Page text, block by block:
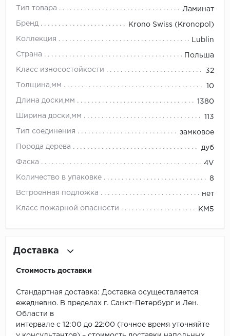
Next Step
Novafloor
Primavera
SPC Ideal Flooring
Тип товара Ламинат
Бренд Krono Swiss (Kronopol)
Коллекция Lublin
Страна Польша
Класс износостойкости 32
Толщина,мм 10
Длина доски,мм 1380
Ширина доски,мм 113
Тип соединения замковое
Порода дерева дуб
Фаска 4V
Количество в упаковке 8
Встроенная подложка нет
Класс пожарной опасности КМ5
Доставка
Стоимость доставки
Стандартная доставка: Доставка осуществляется
ежедневно. В пределах г. Санкт-Петербург и Лен.
Области в
интервале с 12:00 до 22:00 (точное время уточняйте